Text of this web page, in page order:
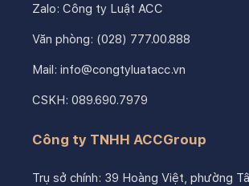
Zalo: Công ty Luật ACC
Văn phòng: (028) 777.00.888
Mail: info@congtyluatacc.vn
CSKH: 089.690.7979
Công ty TNHH ACCGroup
Trụ sở chính: 39 Hoàng Việt, phường